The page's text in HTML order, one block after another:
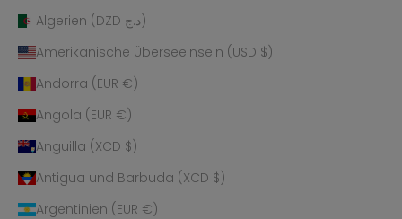
Algerien (DZD د.ج)
Amerikanische Überseeinseln (USD $)
Andorra (EUR €)
Angola (EUR €)
Anguilla (XCD $)
Antigua und Barbuda (XCD $)
Argentinien (EUR €)